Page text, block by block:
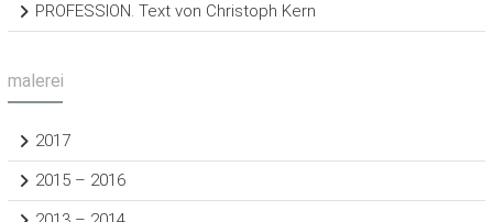
PROFESSION. Text von Christoph Kern
malerei
2017
2015 – 2016